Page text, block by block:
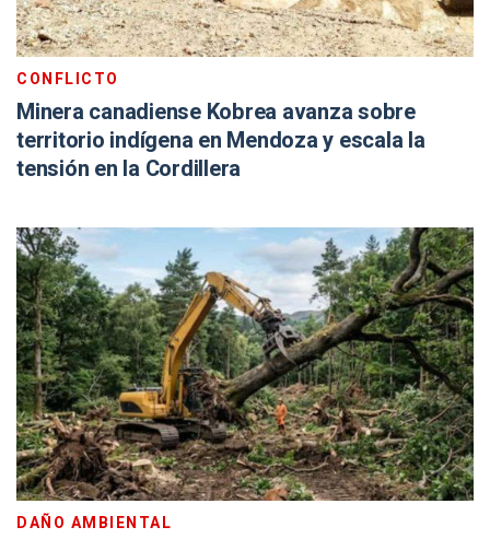
CONFLICTO
Minera canadiense Kobrea avanza sobre
territorio indígena en Mendoza y escala la
tensión en la Cordillera
DAÑO AMBIENTAL